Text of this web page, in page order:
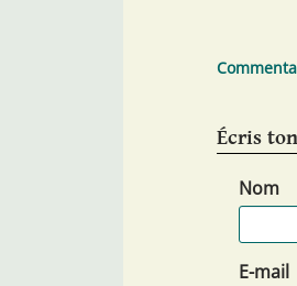
Écris
Nom
E-mail